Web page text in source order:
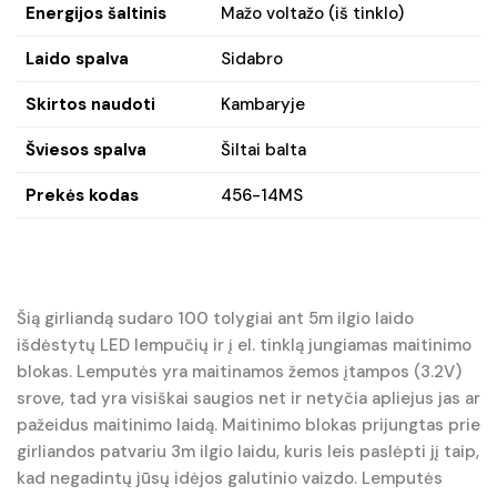
Energijos šaltinis Mažo voltažo (iš tinklo)
Laido spalva Sidabro
Skirtos naudoti Kambaryje
Šviesos spalva Šiltai balta
Prekės kodas 456-14MS
Šią girliandą sudaro 100 tolygiai ant 5m ilgio laido
išdėstytų LED lempučių ir į el. tinklą jungiamas maitinimo
blokas. Lemputės yra maitinamos žemos įtampos (3.2V)
srove, tad yra visiškai saugios net ir netyčia apliejus jas ar
pažeidus maitinimo laidą. Maitinimo blokas prijungtas prie
girliandos patvariu 3m ilgio laidu, kuris leis paslėpti jį taip,
kad negadintų jūsų idėjos galutinio vaizdo. Lemputės